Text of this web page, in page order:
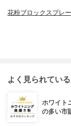
花粉ブロックスプレー
よく見られてい
ホワイト
の多い市